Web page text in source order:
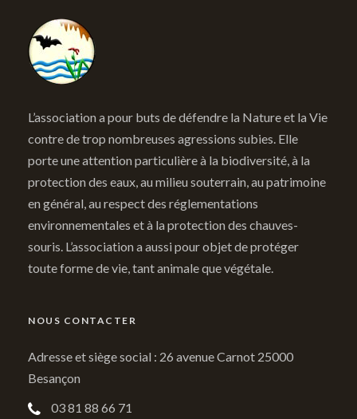
L’association a pour buts de défendre la Nature et la Vie
contre de trop nombreuses agressions subies. Elle
porte une attention particulière à la biodiversité, à la
protection des eaux, au milieu souterrain, au patrimoine
en général, au respect des réglementations
environnementales et à la protection des chauves-
souris. L’association a aussi pour objet de protéger
toute forme de vie, tant animale que végétale.
NOUS CONTACTER
Adresse et siège social : 26 avenue Carnot 25000
Besançon
03 81 88 66 71